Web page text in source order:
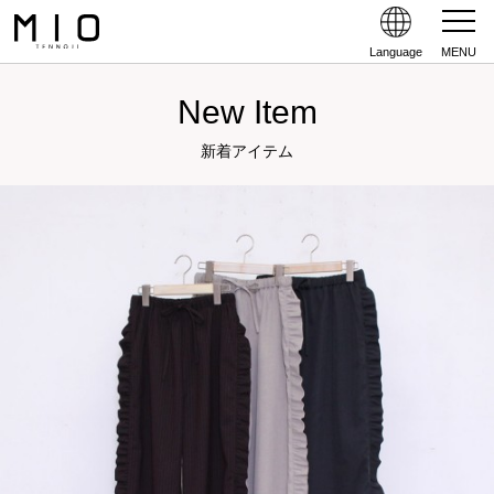
Language MENU
New Item
新着アイテム